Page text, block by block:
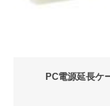
PC電源延長ケ